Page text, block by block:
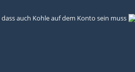
auch Kohle auf dem Konto sein muss